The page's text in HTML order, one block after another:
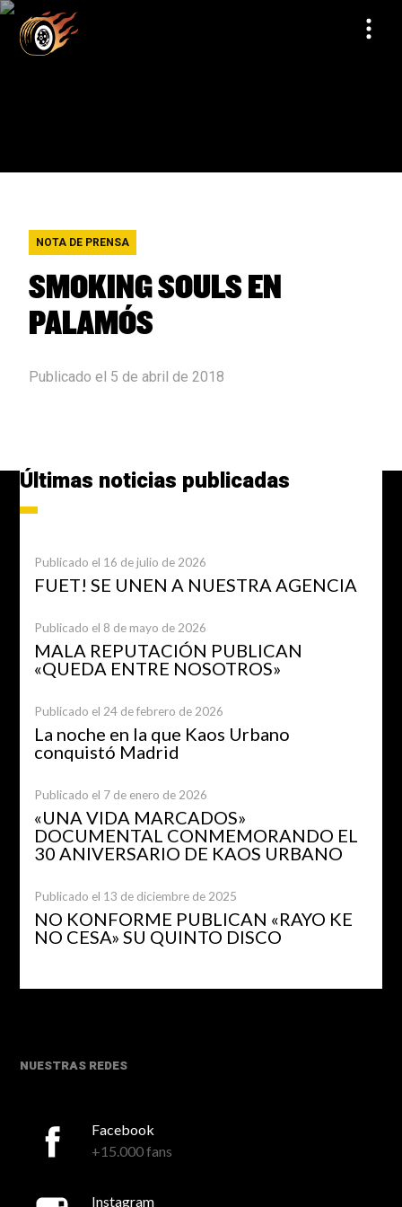
NOTA DE PRENSA
SMOKING SOULS EN
PALAMÓS
Publicado el 5 de abril de 2018
Últimas noticias publicadas
Publicado el 16 de julio de 2026
FUET! SE UNEN A NUESTRA AGENCIA
Publicado el 8 de mayo de 2026
MALA REPUTACIÓN PUBLICAN
«QUEDA ENTRE NOSOTROS»
Publicado el 24 de febrero de 2026
La noche en la que Kaos Urbano
conquistó Madrid
Publicado el 7 de enero de 2026
«UNA VIDA MARCADOS»
DOCUMENTAL CONMEMORANDO EL
30 ANIVERSARIO DE KAOS URBANO
Publicado el 13 de diciembre de 2025
NO KONFORME PUBLICAN «RAYO KE
NO CESA» SU QUINTO DISCO
NUESTRAS REDES
Facebook
+15.000 fans
Instagram